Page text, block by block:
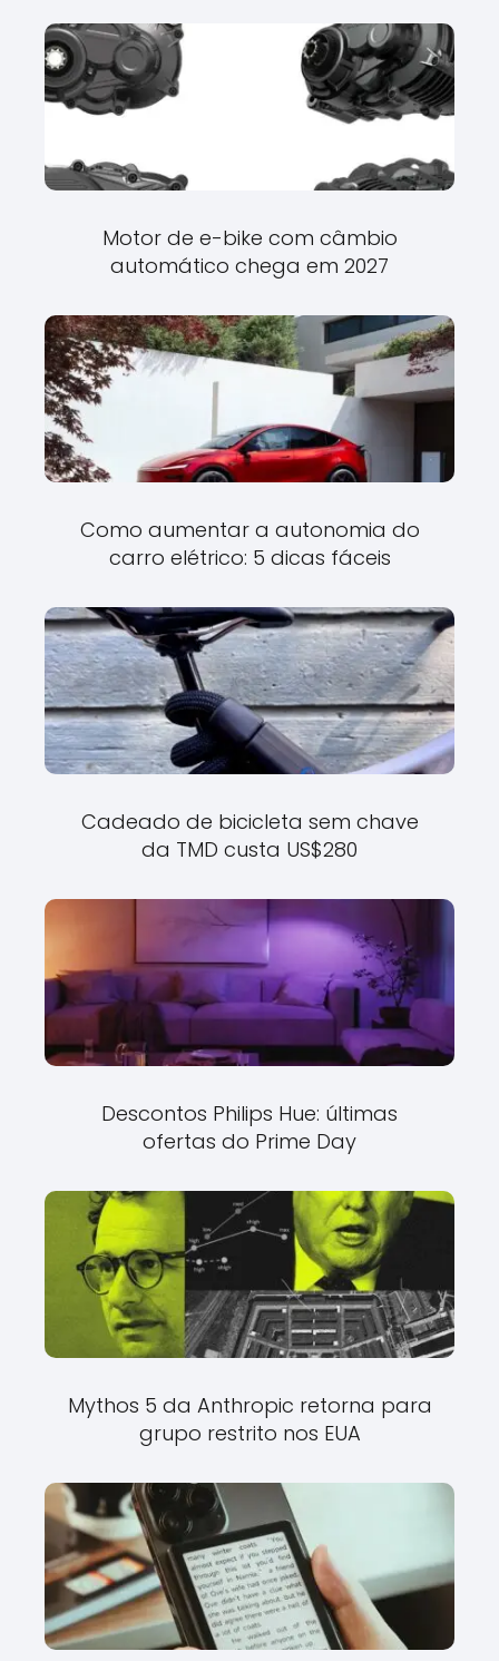
Motor de e-bike com câmbio
automático chega em 2027
Como aumentar a autonomia do
carro elétrico: 5 dicas fáceis
Cadeado de bicicleta sem chave
da TMD custa US$280
Descontos Philips Hue: últimas
ofertas do Prime Day
Mythos 5 da Anthropic retorna para
grupo restrito nos EUA